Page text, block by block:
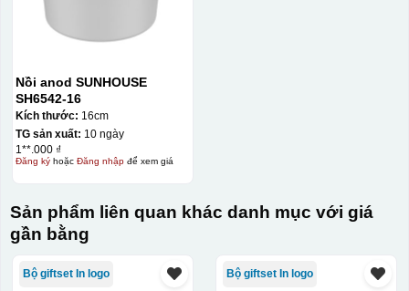
Nồi anod SUNHOUSE
SH6542-16
Kích thước: 16cm
TG sản xuất: 10 ngày
1**.000 ₫
Đăng kýhoặc Đăng nhậpđể xem giá
Sản phẩm liên quan khác danh mục với giá
gần bằng
Bộ giftset In logo Bộ giftset In logo